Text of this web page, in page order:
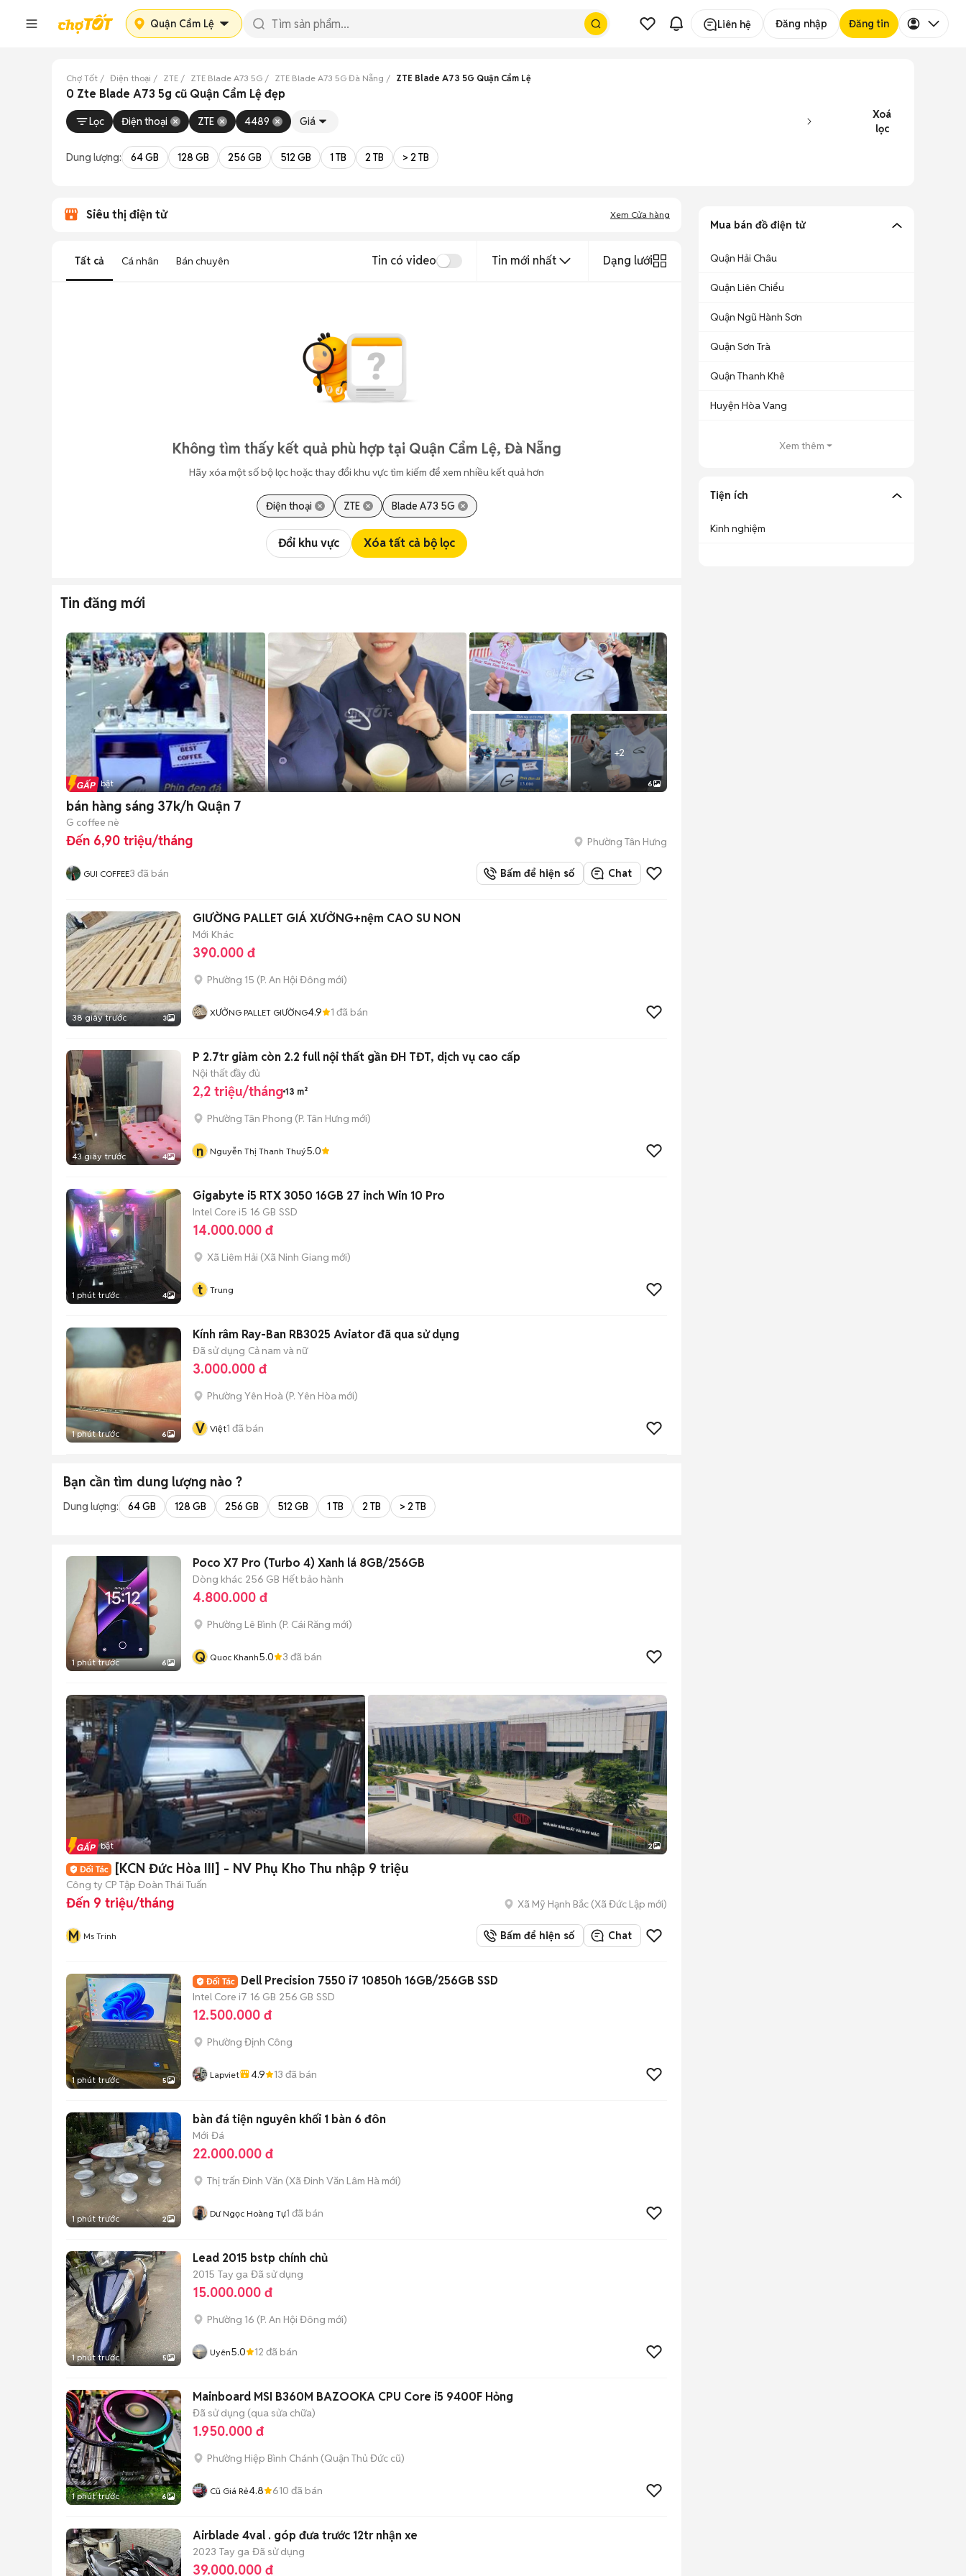
Quận Cẩm Lệ Liên hệ Đăng nhập Đăng tin
Chợ Tốt Điện thoại ZTE ZTE Blade A73 5G ZTE Blade A73 5G Đà Nẵng ZTE Blade A73 5G Quận Cẩm Lệ
0 Zte Blade A73 5g cũ Quận Cẩm Lệ đẹp
Lọc Điện thoại ZTE 4489 Giá
Xoá
lọc
Dung lượng: 64 GB 128 GB 256 GB 512 GB 1 TB 2 TB > 2 TB
Siêu thị điện tử Xem Cửa hàng
Tất cả Cá nhân Bán chuyên Tin có video Tin mới nhất Dạng lưới
Không tìm thấy kết quả phù hợp tại Quận Cẩm Lệ, Đà Nẵng
Hãy xóa một số bộ lọc hoặc thay đổi khu vực tìm kiếm để xem nhiều kết quả hơn
Điện thoại ZTE Blade A73 5G
Đổi khu vực Xóa tất cả bộ lọc
Tin đăng mới
+2
Tin nổi bật 6
bán hàng sáng 37k/h Quận 7
G coffee nè
Đến 6,90 triệu/tháng Phường Tân Hưng
GUI COFFEE3 đã bán Bấm để hiện số Chat
38 giây trước 3
GIƯỜNG PALLET GIÁ XƯỞNG+nệm CAO SU NON
Mới Khác
390.000 đ
Phường 15 (P. An Hội Đông mới)
XƯỞNG PALLET GIƯỜNG4.9 1 đã bán
43 giây trước 4
P 2.7tr giảm còn 2.2 full nội thất gần ĐH TĐT, dịch vụ cao cấp
Nội thất đầy đủ
2,2 triệu/tháng 13 m²
Phường Tân Phong (P. Tân Hưng mới)
n Nguyễn Thị Thanh Thuý5.0
1 phút trước 4
Gigabyte i5 RTX 3050 16GB 27 inch Win 10 Pro
Intel Core i5 16 GB SSD
14.000.000 đ
Xã Liêm Hải (Xã Ninh Giang mới)
t Trung
1 phút trước 6
Kính râm Ray-Ban RB3025 Aviator đã qua sử dụng
Đã sử dụng Cả nam và nữ
3.000.000 đ
Phường Yên Hoà (P. Yên Hòa mới)
V Việt1 đã bán
Bạn cần tìm dung lượng nào ?
Dung lượng: 64 GB 128 GB 256 GB 512 GB 1 TB 2 TB > 2 TB
1 phút trước 6
Poco X7 Pro (Turbo 4) Xanh lá 8GB/256GB
Dòng khác 256 GB Hết bảo hành
4.800.000 đ
Phường Lê Bình (P. Cái Răng mới)
Q Quoc Khanh5.0 3 đã bán
Tin nổi bật 2
[KCN Đức Hòa III] - NV Phụ Kho Thu nhập 9 triệu
Công ty CP Tập Đoàn Thái Tuấn
Đến 9 triệu/tháng Xã Mỹ Hạnh Bắc (Xã Đức Lập mới)
M Ms Trinh Bấm để hiện số Chat
1 phút trước 5
Dell Precision 7550 i7 10850h 16GB/256GB SSD
Intel Core i7 16 GB 256 GB SSD
12.500.000 đ
Phường Định Công
Lapviet 4.9 13 đã bán
1 phút trước 2
bàn đá tiện nguyên khối 1 bàn 6 đôn
Mới Đá
22.000.000 đ
Thị trấn Đinh Văn (Xã Đinh Văn Lâm Hà mới)
Dư Ngọc Hoàng Tự1 đã bán
1 phút trước 5
Lead 2015 bstp chính chủ
2015 Tay ga Đã sử dụng
15.000.000 đ
Phường 16 (P. An Hội Đông mới)
Uyên5.0 12 đã bán
1 phút trước 6
Mainboard MSI B360M BAZOOKA CPU Core i5 9400F Hỏng
Đã sử dụng (qua sửa chữa)
1.950.000 đ
Phường Hiệp Bình Chánh (Quận Thủ Đức cũ)
Cũ Giá Rẻ4.8 610 đã bán
Airblade 4val . góp đưa trước 12tr nhận xe
2023 Tay ga Đã sử dụng
39.000.000 đ
Mua bán đồ điện tử
Quận Hải Châu
Quận Liên Chiểu
Quận Ngũ Hành Sơn
Quận Sơn Trà
Quận Thanh Khê
Huyện Hòa Vang
Xem thêm
Tiện ích
Kinh nghiệm